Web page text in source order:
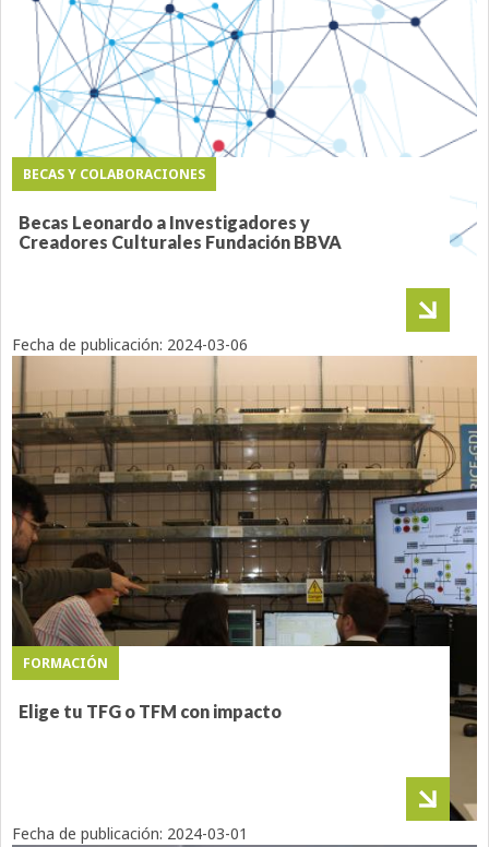
BECAS Y COLABORACIONES
Becas Leonardo a Investigadores y
Creadores Culturales Fundación BBVA
FORMACIÓN
Elige tu TFG o TFM con impacto
Fecha de publicación: 2024-03-06
Fecha de publicación: 2024-03-01